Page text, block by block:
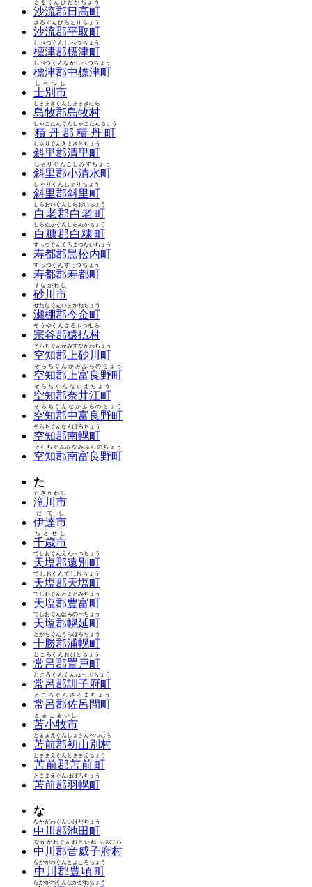
沙流郡日高町
さるぐんひだかちょう
沙流郡平取町
さるぐんびらとりちょう
標津郡標津町
しべつぐんしべつちょう
標津郡中標津町
しべつぐんなかしべつちょう
士別市
しべつし
島牧郡島牧村
しままきぐんしままきむら
積丹郡積丹町
しゃこたんぐんしゃこたんちょう
斜里郡清里町
しゃりぐんきよさとちょう
斜里郡小清水町
しゃりぐんこしみずちょう
斜里郡斜里町
しゃりぐんしゃりちょう
白老郡白老町
しらおいぐんしらおいちょう
白糠郡白糠町
しらぬかぐんしらぬかちょう
寿都郡黒松内町
すっつぐんくろまつないちょう
寿都郡寿都町
すっつぐんすっつちょう
砂川市
すながわし
瀬棚郡今金町
せたなぐんいまかねちょう
宗谷郡猿払村
そうやぐんさるふつむら
空知郡上砂川町
そらちぐんかみすながわちょう
空知郡上富良野町
そらちぐんかみふらのちょう
空知郡奈井江町
そらちぐんないえちょう
空知郡中富良野町
そらちぐんなかふらのちょう
空知郡南幌町
そらちぐんなんぽろちょう
空知郡南富良野町
そらちぐんみなみふらのちょう
た
滝川市
たきかわし
伊達市
だてし
千歳市
ちとせし
天塩郡遠別町
てしおぐんえんべつちょう
天塩郡天塩町
てしおぐんてしおちょう
天塩郡豊富町
てしおぐんとよとみちょう
天塩郡幌延町
てしおぐんほろのべちょう
十勝郡浦幌町
とかちぐんうらほろちょう
常呂郡置戸町
ところぐんおけとちょう
常呂郡訓子府町
ところぐんくんねっぷちょう
常呂郡佐呂間町
ところぐんさろまちょう
苫小牧市
とまこまいし
苫前郡初山別村
とままえぐんしょさんべつむら
苫前郡苫前町
とままえぐんとままえちょう
苫前郡羽幌町
とままえぐんはぼろちょう
な
中川郡池田町
なかがわぐんいけだちょう
中川郡音威子府村
なかがわぐんおといねっぷむら
中川郡豊頃町
なかがわぐんとよころちょう
なかがわぐんなかがわちょう